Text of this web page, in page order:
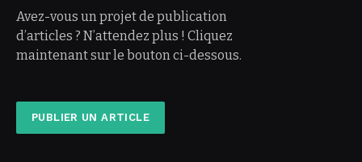
Avez-vous un projet de publication
d’articles ? N’attendez plus ! Cliquez
maintenant sur le bouton ci-dessous.
PUBLIER UN ARTICLE